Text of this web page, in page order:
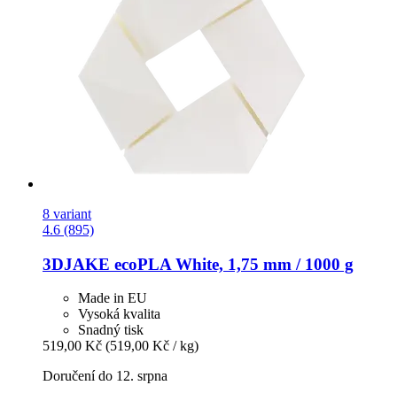
8 variant
4.6 (895)
3DJAKE ecoPLA White, 1,75 mm / 1000 g
Made in EU
Vysoká kvalita
Snadný tisk
519,00 Kč (519,00 Kč / kg)
Doručení do 12. srpna